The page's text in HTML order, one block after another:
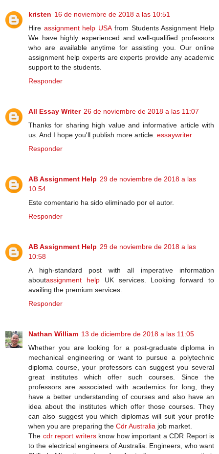
kristen 16 de noviembre de 2018 a las 10:51
Hire assignment help USAfrom Students Assignment Help
We have highly experienced and well-qualified professors
who are available anytime for assisting you. Our online
assignment help experts are experts provide any academic
support to the students.
Responder
All Essay Writer 26 de noviembre de 2018 a las 11:07
Thanks for sharing high value and informative article with
us. And I hope you'll publish more article. essaywriter
Responder
AB Assignment Help 29 de noviembre de 2018 a las
10:54
Este comentario ha sido eliminado por el autor.
Responder
AB Assignment Help 29 de noviembre de 2018 a las
10:58
A high-standard post with all imperative information
aboutassignment helpUK services. Looking forward to
availing the premium services.
Responder
Nathan William 13 de diciembre de 2018 a las 11:05
Whether you are looking for a post-graduate diploma in
mechanical engineering or want to pursue a polytechnic
diploma course, your professors can suggest you several
great institutes which offer such courses. Since the
professors are associated with academics for long, they
have a better understanding of courses and also have an
idea about the institutes which offer those courses. They
can also suggest you which diplomas will suit your profile
when you are preparing the Cdr Australia job market.
The cdr report writersknow how important a CDR Report is
to the electrical engineers of Australia. Engineers, who want